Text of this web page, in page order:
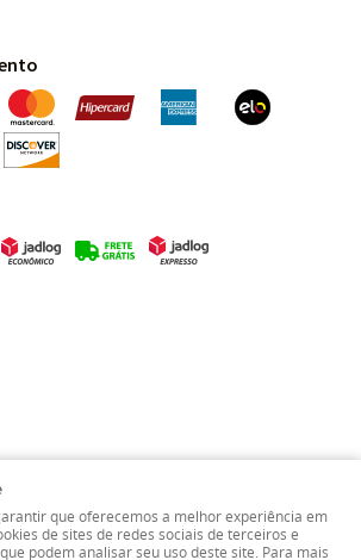
que oferecemos a melhor experiência em
de sites de redes sociais de terceiros e
podem analisar seu uso deste site. Para mais